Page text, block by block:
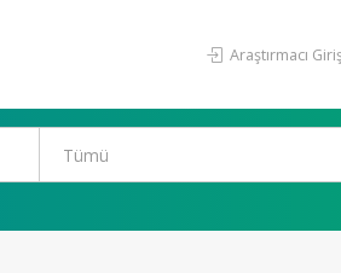
Araştırmacı